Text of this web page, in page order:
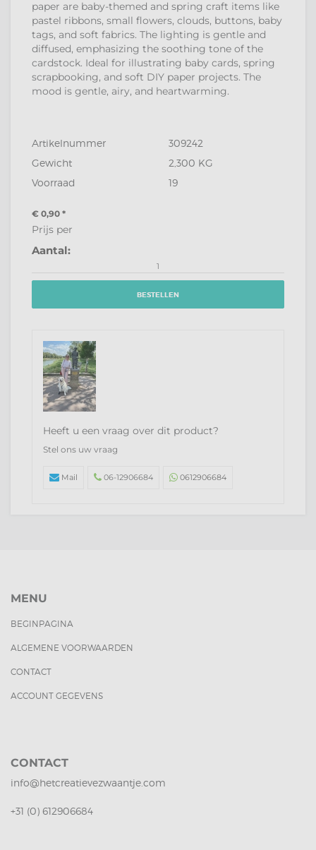
Artikelnummer
309242
Gewicht
2,300 KG
Voorraad
19
€ 0,90 *
Prijs per
Aantal:
BESTELLEN
Heeft u een vraag over dit product?
Stel ons uw vraag
Mail 06-12906684 0612906684
MENU
BEGINPAGINA
ALGEMENE VOORWAARDEN
CONTACT
ACCOUNT GEGEVENS
CONTACT
info@hetcreatievezwaantje.com
+31 (0) 612906684